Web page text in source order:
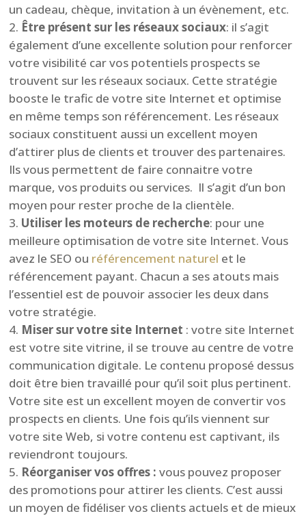
un cadeau, chèque, invitation à un évènement, etc.
Être présent sur les réseaux sociaux: il s’agit
également d’une excellente solution pour renforcer
votre visibilité car vos potentiels prospects se
trouvent sur les réseaux sociaux. Cette stratégie
booste le trafic de votre site Internet et optimise
en même temps son référencement. Les réseaux
sociaux constituent aussi un excellent moyen
d’attirer plus de clients et trouver des partenaires.
Ils vous permettent de faire connaitre votre
marque, vos produits ou services. Il s’agit d’un bon
moyen pour rester proche de la clientèle.
Utiliser les moteurs de recherche: pour une
meilleure optimisation de votre site Internet. Vous
avez le SEO ou référencement naturel et le
référencement payant. Chacun a ses atouts mais
l’essentiel est de pouvoir associer les deux dans
votre stratégie.
Miser sur votre site Internet : votre site Internet
est votre site vitrine, il se trouve au centre de votre
communication digitale. Le contenu proposé dessus
doit être bien travaillé pour qu’il soit plus pertinent.
Votre site est un excellent moyen de convertir vos
prospects en clients. Une fois qu’ils viennent sur
votre site Web, si votre contenu est captivant, ils
reviendront toujours.
Réorganiser vos offres :vous pouvez proposer
des promotions pour attirer les clients. C’est aussi
un moyen de fidéliser vos clients actuels et de mieux